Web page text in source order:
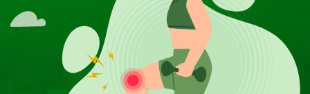
Наши акции
Наши цены Грыжи позвоночника
Hallux valgus
Повреждения связок
Травмы
Наши партнеры
Повреждения менисков